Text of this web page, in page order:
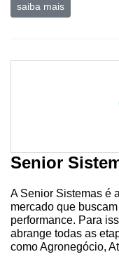
Análise
Commerce
Software
Tecnologia
para
Recursos
Hídricos
saiba mais
Senior
A Senior Sistemas é
mercado que
performance. Para
abrange todas as
como Agronegócio,